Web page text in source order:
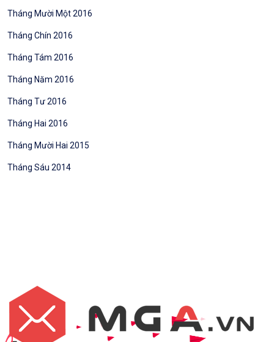
Tháng Mười Một 2016
Tháng Chín 2016
Tháng Tám 2016
Tháng Năm 2016
Tháng Tư 2016
Tháng Hai 2016
Tháng Mười Hai 2015
Tháng Sáu 2014